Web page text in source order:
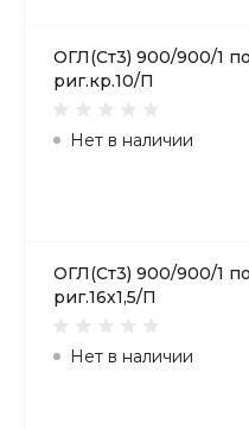
ОГЛ(Ст3) 900/900/1
риг.кр.10/П
Нет в наличии
ОГЛ(Ст3) 900/900/1
риг.16х1,5/П
Нет в наличии